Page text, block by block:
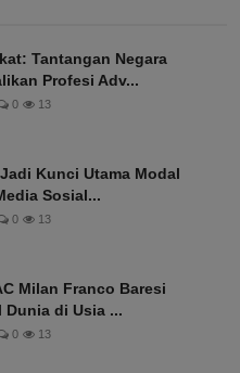
Tantangan Negara
Profesi Adv...
0 13
Kunci Utama Modal
Sosial...
0 13
Milan Franco Baresi
Dunia di Usia ...
0 13